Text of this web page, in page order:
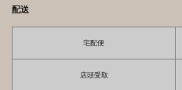
配送
宅配便
店頭受取